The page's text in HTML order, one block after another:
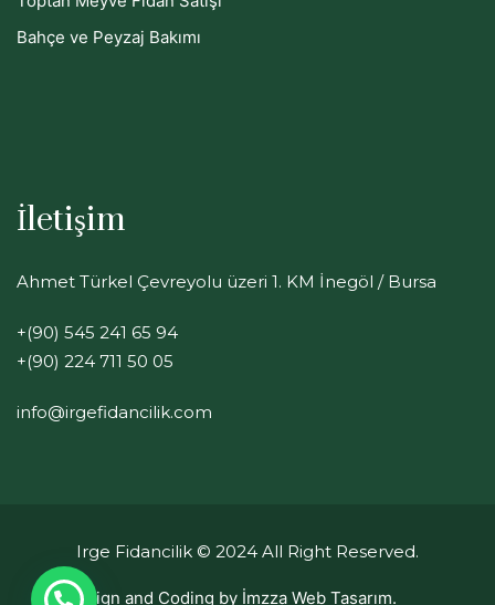
Bahçe ve Peyzaj Bakımı
İletişim
Ahmet Türkel Çevreyolu üzeri 1. KM İnegöl / Bursa
+(90) 545 241 65 94
+(90) 224 711 50 05
info@irgefidancilik.com
Irge Fidancilik © 2024 All Right Reserved.
Design and Coding by İmzza Web Tasarım.